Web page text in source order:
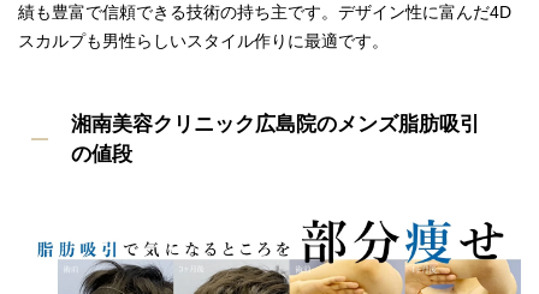
績も豊富で信頼できる技術の持ち主です。デザイン性に富んだ4D
スカルプも男性らしいスタイル作りに最適です。
湘南美容クリニック広島院のメンズ脂肪吸引
の値段